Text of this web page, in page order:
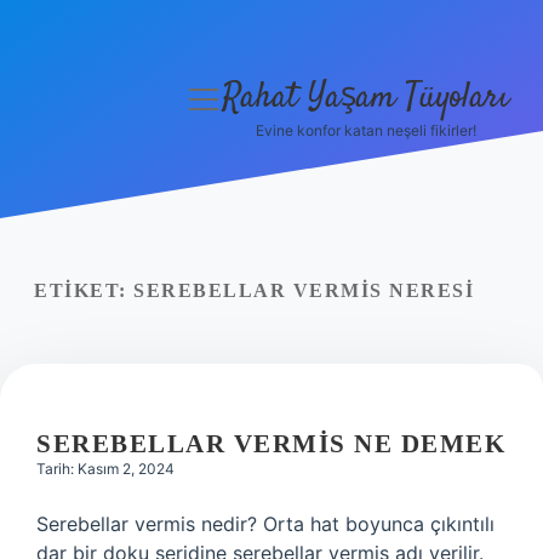
Yasal Uyarı
menüyü
Rahat Yaşam Tüyoları
Evine konfor katan neşeli fikirler!
ETIKET: SEREBELLAR VERMIS NERESI
SEREBELLAR VERMIS NE DEMEK
Tarih: Kasım 2, 2024
Serebellar vermis nedir? Orta hat boyunca çıkıntılı
dar bir doku şeridine serebellar vermis adı verilir.